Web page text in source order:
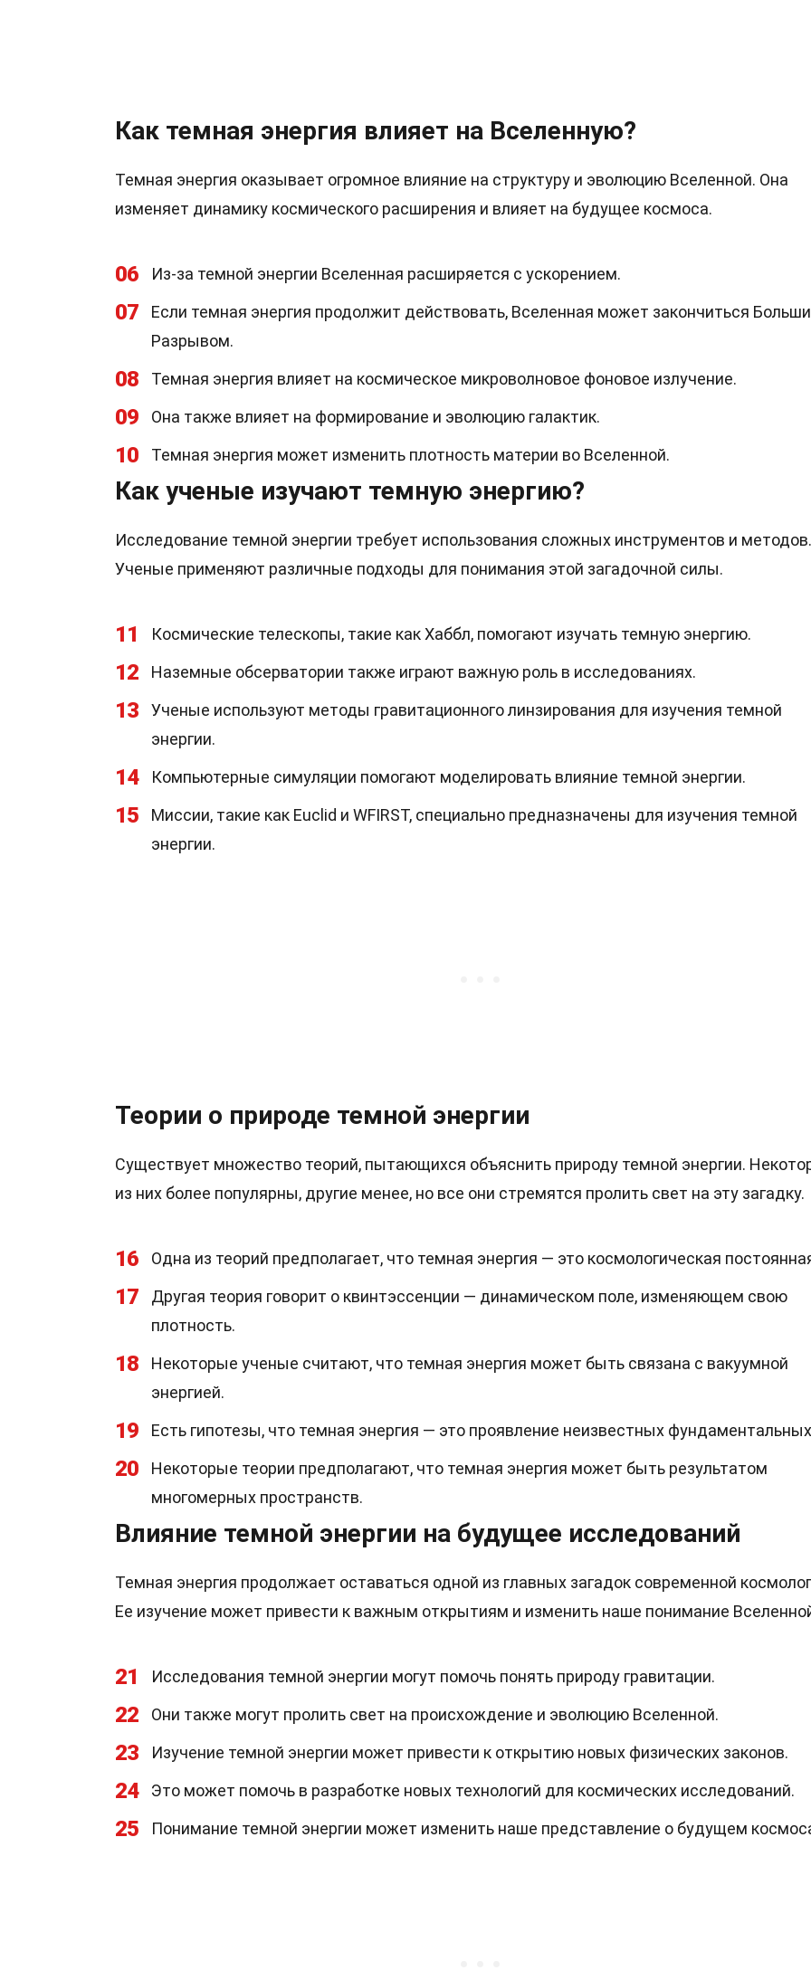
Как темная энергия влияет на Вселенную?
Темная энергия оказывает огромное влияние на структуру и эволюцию Вселенной. Она
изменяет динамику космического расширения и влияет на будущее космоса.
06 Из-за темной энергии Вселенная расширяется с ускорением.
07
Если темная энергия продолжит действовать, Вселенная может закончиться
Разрывом.
08 Темная энергия влияет на космическое микроволновое фоновое излучение.
09 Она также влияет на формирование и эволюцию галактик.
10 Темная энергия может изменить плотность материи во Вселенной.
Как ученые изучают темную энергию?
Исследование темной энергии требует использования сложных инструментов и методов.
Ученые применяют различные подходы для понимания этой загадочной силы.
11 Космические телескопы, такие как Хаббл, помогают изучать темную энергию.
12 Наземные обсерватории также играют важную роль в исследованиях.
13
Ученые используют методы гравитационного линзирования для изучения темной
энергии.
14 Компьютерные симуляции помогают моделировать влияние темной энергии.
15
Миссии, такие как Euclid и WFIRST, специально предназначены для изучения темной
энергии.
Теории о природе темной энергии
Существует множество теорий, пытающихся объяснить природу темной энергии.
из них более популярны, другие менее, но все они стремятся пролить свет на эту загадку.
16 Одна из теорий предполагает, что темная энергия — это космологическая
17
Другая теория говорит о квинтэссенции — динамическом поле, изменяющем свою
плотность.
18
Некоторые ученые считают, что темная энергия может быть связана с вакуумной
энергией.
19 Есть гипотезы, что темная энергия — это проявление неизвестных
20
Некоторые теории предполагают, что темная энергия может быть результатом
многомерных пространств.
Влияние темной энергии на будущее исследований
Темная энергия продолжает оставаться одной из главных загадок современной
Ее изучение может привести к важным открытиям и изменить наше понимание
21 Исследования темной энергии могут помочь понять природу гравитации.
22 Они также могут пролить свет на происхождение и эволюцию Вселенной.
23 Изучение темной энергии может привести к открытию новых физических законов.
24 Это может помочь в разработке новых технологий для космических исследований.
25 Понимание темной энергии может изменить наше представление о будущем